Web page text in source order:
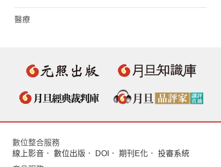
醫療
數位整合服務
線上影音 ． 數位出版 ． DOI ． 期刊E化 ． 投審系統